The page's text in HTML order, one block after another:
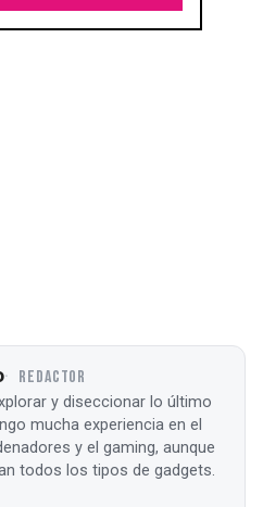
REDACTOR
y diseccionar lo último
mucha experiencia en el
y el gaming, aunque
todos los tipos de gadgets.